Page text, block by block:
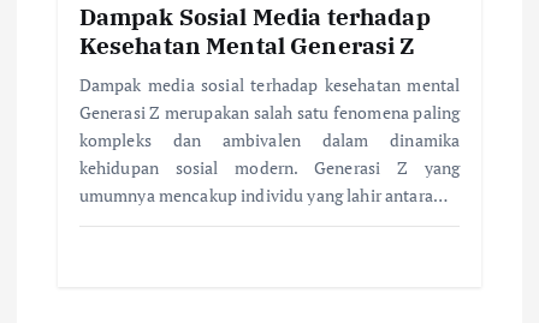
Dampak Sosial Media terhadap
Kesehatan Mental Generasi Z
Dampak media sosial terhadap kesehatan mental
Generasi Z merupakan salah satu fenomena paling
kompleks dan ambivalen dalam dinamika
kehidupan sosial modern. Generasi Z yang
umumnya mencakup individu yang lahir antara…